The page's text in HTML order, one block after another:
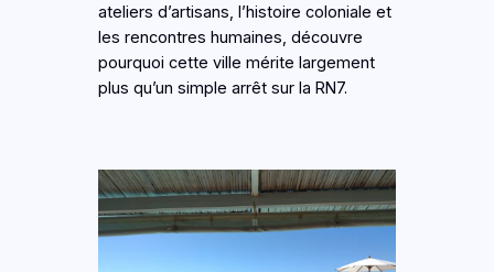
ateliers d’artisans, l’histoire coloniale et
les rencontres humaines, découvre
pourquoi cette ville mérite largement
plus qu’un simple arrêt sur la RN7.